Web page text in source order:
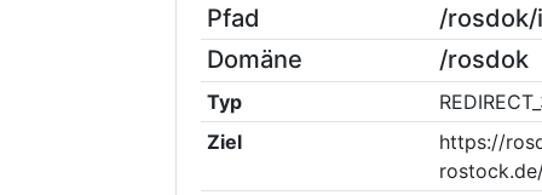
Pfad
/
Domäne
/rosdok
Typ
Ziel
https://